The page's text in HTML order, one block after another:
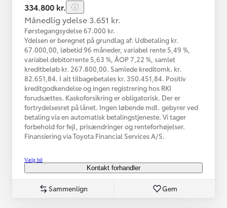
334.800 kr.
Månedlig ydelse 3.651 kr.
Førstegangsydelse 67.000 kr.
Ydelsen er beregnet på grundlag af: Udbetaling kr.
67.000,00, løbetid 96 måneder, variabel rente 5,49 %,
variabel debitorrente 5,63 %, ÅOP 7,22 %, samlet
kreditbeløb kr. 267.800,00. Samlede kreditomk. kr.
82.651,84. I alt tilbagebetales kr. 350.451,84. Positiv
kreditgodkendelse og ingen registrering hos RKI
forudsættes. Kaskoforsikring er obligatorisk. Der er
fortrydelsesret på lånet. Ingen løbende mdl. gebyrer ved
betaling via en automatisk betalingstjeneste. Vi tager
forbehold for fejl, prisændringer og renteforhøjelser.
Finansiering via Toyota Financial Services A/S.
Vælg bil
Kontakt forhandler
Sammenlign Gem